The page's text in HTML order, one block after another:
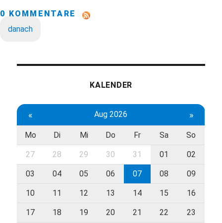
0 KOMMENTARE
danach
KALENDER
« Aug 2026 »
Mo Di Mi Do Fr Sa So
27 28 29 30 31 01 02
03 04 05 06 07 08 09
10 11 12 13 14 15 16
17 18 19 20 21 22 23